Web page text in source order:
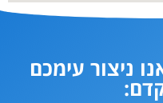
ניצור עימכם